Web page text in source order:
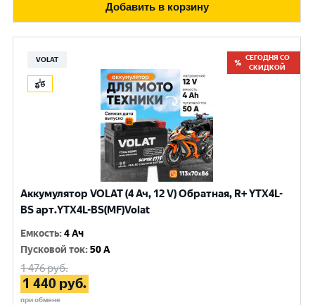
Добавить в корзину
VOLAT
СЕГОДНЯ СО
СКИДКОЙ
Аккумулятор VOLAT (4 Ач, 12 V) Обратная, R+ YTX4L-
BS арт.YTX4L-BS(MF)Volat
Емкость:4 Ач
Пусковой ток:50 A
1 476руб.
1 440 руб.
при обмене